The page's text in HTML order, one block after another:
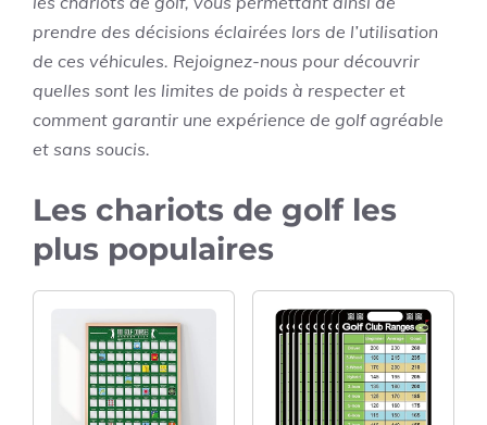
prendre des décisions éclairées lors de l’utilisation
de ces véhicules. Rejoignez-nous pour découvrir
quelles sont les limites de poids à respecter et
comment garantir une expérience de golf agréable
et sans soucis.
Les chariots de golf les
plus populaires